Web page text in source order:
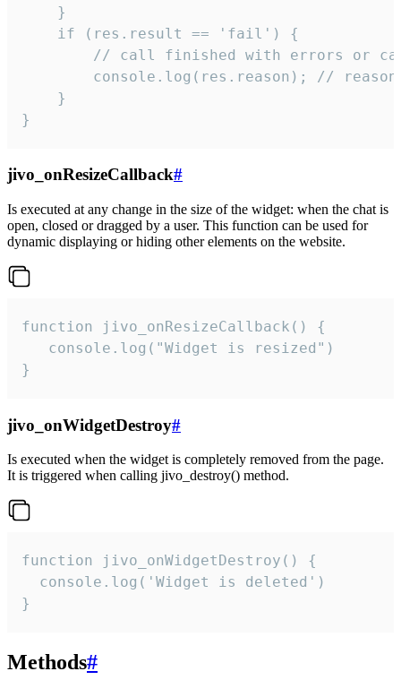
    }
    if (res.result == 'fail') {
// call finished with errors or
console.log(res.reason); //
    }
}
jivo_onResizeCallback#
Is executed at any change in the size of the widget: when the chat is
open, closed or dragged by a user. This function can be used for
dynamic displaying or hiding other elements on the website.
function jivo_onResizeCallback() {
   console.log("Widget is resized")
}
jivo_onWidgetDestroy#
Is executed when the widget is completely removed from the page.
It is triggered when calling jivo_destroy() method.
function jivo_onWidgetDestroy() {
  console.log('Widget is deleted')
}
Methods#